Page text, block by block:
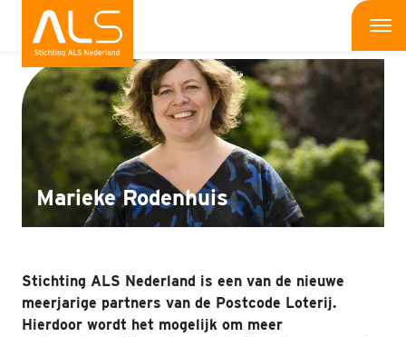
Wat is ALS
Wat kun jij doen
Bedrijven
Onderzoek
Wat doen wij
Patiënten
Interviews
Marieke Rodenhuis
Stichting ALS Nederland is een van de nieuwe
meerjarige partners van de Postcode Loterij.
Hierdoor wordt het mogelijk om meer